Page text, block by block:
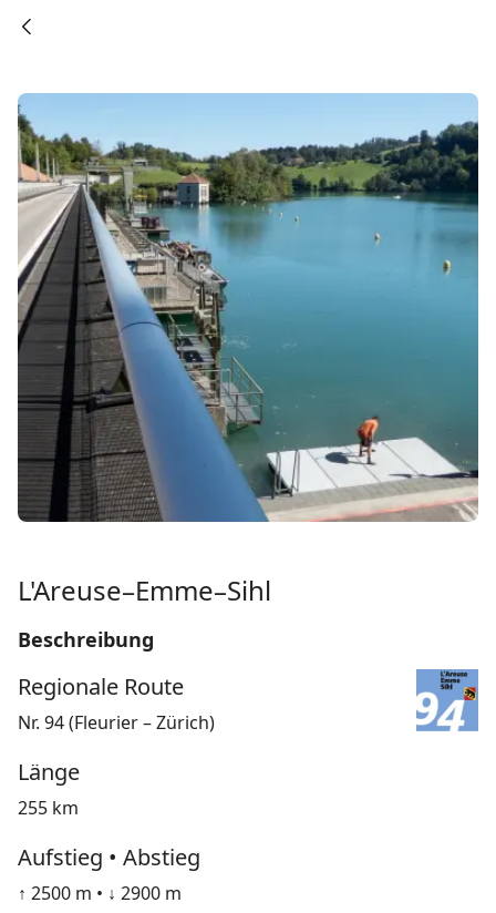
L'Areuse–Emme–Sihl
Beschreibung
Regionale Route
Nr. 94 (Fleurier – Zürich)
Länge
255 km
Aufstieg • Abstieg
↑ 2500 m • ↓ 2900 m